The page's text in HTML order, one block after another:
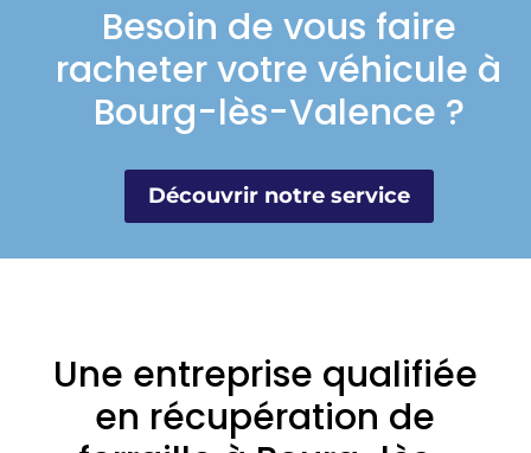
Besoin de vous faire
racheter votre véhicule à
Bourg-lès-Valence ?
Découvrir notre service
Une entreprise qualifiée
en récupération de